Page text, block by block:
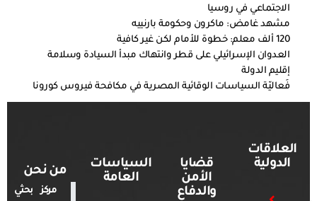
الاجتماعي في روسيا
مشهد غامض: ماكرون وحكومة بارنييه
120 ألف معلم: خطوة للأمام لكن غير كافية
العدوان الإسرائيلي على قطر وانتهاك مبدأ السيادة وسلامة
إقليم الدولة
فَعاليّة السياسات الوقائية المصرية في مكافحة فيروس كورونا
العلاقات
الدولية
قضايا
الأمن
والدفاع
السياسات
العامة
من نحن
مركز بحثي